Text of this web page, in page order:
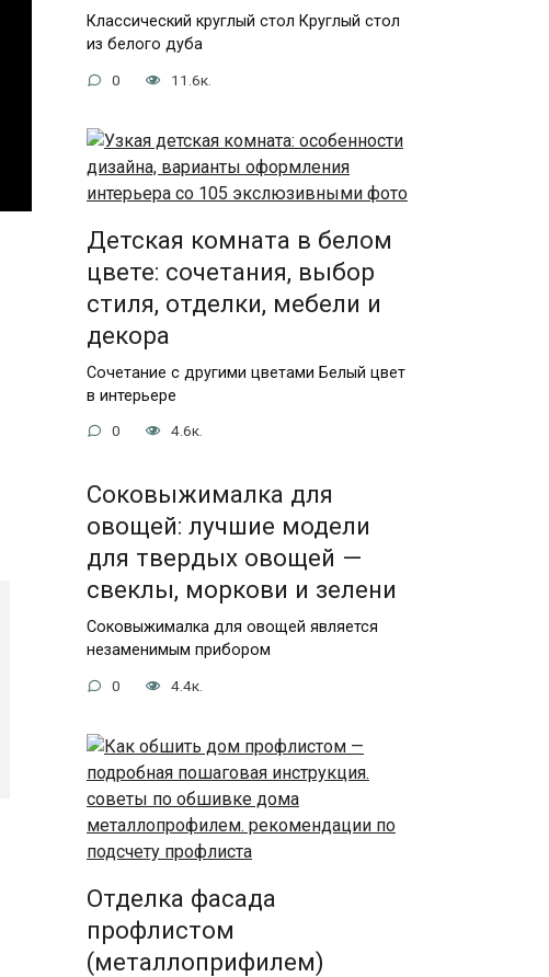
Классический круглый стол Круглый стол
из белого дуба
0 11.6к.
Детская комната в белом
цвете: сочетания, выбор
стиля, отделки, мебели и
декора
Сочетание с другими цветами Белый цвет
в интерьере
0 4.6к.
Соковыжималка для
овощей: лучшие модели
для твердых овощей —
свеклы, моркови и зелени
Соковыжималка для овощей является
незаменимым прибором
0 4.4к.
Отделка фасада
профлистом
(металлоприфилем)